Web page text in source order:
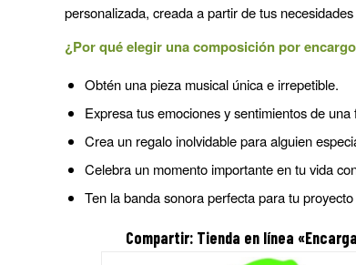
personalizada, creada a partir de tus
¿Por qué elegir una composición por
Obtén una pieza musical única e irrepetible.
Expresa tus emociones y sentimientos de
Crea un regalo inolvidable para alguien
Celebra un momento importante en tu vida
Ten la banda sonora perfecta para tu
Compartir: Tienda en línea